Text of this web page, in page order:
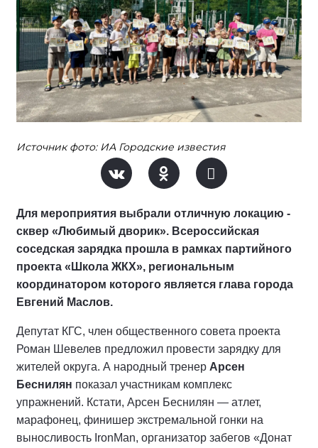
Источник фото: ИА Городские известия
Для мероприятия выбрали отличную локацию -
сквер «Любимый дворик». Всероссийская
соседская зарядка прошла в рамках партийного
проекта «Школа ЖКХ», региональным
координатором которого является глава города
Евгений Маслов.
Депутат КГС, член общественного совета проекта
Роман Шевелев предложил провести зарядку для
жителей округа. А народный тренер Арсен
Беснилян показал участникам комплекс
упражнений. Кстати, Арсен Беснилян — атлет,
марафонец, финишер экстремальной гонки на
выносливость IronMan, организатор забегов «Донат